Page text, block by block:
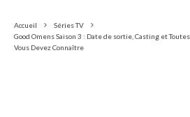
Accueil
Séries TV
Good Omens Saison 3 : Date de sortie, Casting et
Vous Devez Connaître